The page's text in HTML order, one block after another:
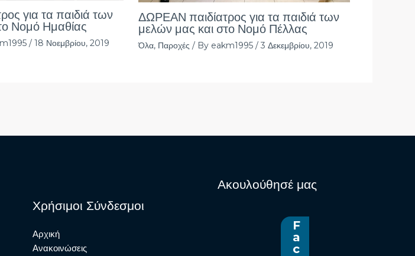
για τα παιδιά των
Νομό Ημαθίας
/ 18 Νοεμβρίου, 2019
ΔΩΡΕΑΝ παιδίατρος για τα παιδιά των
μελών μας και στο Νομό Πέλλας
Όλα, Παροχές / By eakm1995/3 Δεκεμβρίου, 2019
Χρήσιμοι Σύνδεσμοι
Αρχική
Ανακοινώσεις
Ακουλούθησέ μας
F
a
c